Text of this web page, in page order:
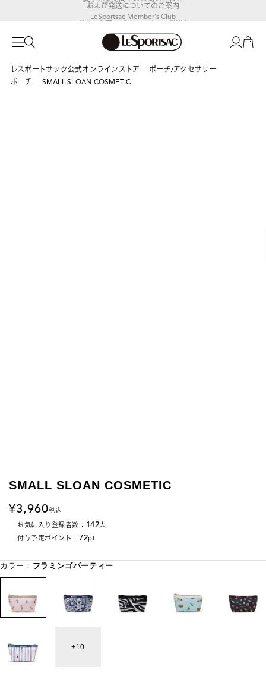
LeSportsac Member's Club
ポイントアップキャンペーン開催中
レスポートサック公式オンラインストア
ポーチ/アクセサリー
ポーチ
SMALL SLOAN COSMETIC
SMALL SLOAN COSMETIC
3,960税込
お気に入り登録者数： 142人
付与予定ポイント： 72pt
カラー： フラミンゴパーティー
10